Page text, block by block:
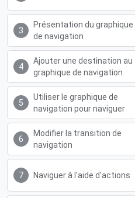
Présentation du graphique
de navigation
Ajouter une destination au
graphique de navigation
Utiliser le graphique de
navigation pour naviguer
Modifier la transition de
navigation
Naviguer à l'aide d'actions